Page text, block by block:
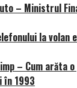
– Ministrul
la volan
– Cum arăta
în 1993